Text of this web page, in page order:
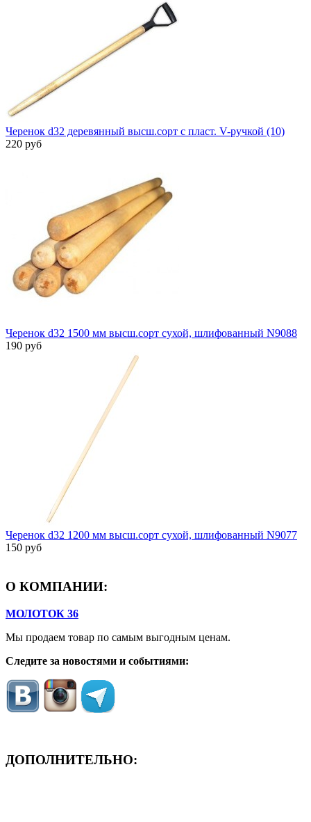
Черенок d32 деревянный высш.сорт с пласт. V-ручкой (10)
220 руб
Черенок d32 1500 мм высш.сорт сухой, шлифованный N9088
190 руб
Черенок d32 1200 мм высш.сорт сухой, шлифованный N9077
150 руб
О КОМПАНИИ:
МОЛОТОК 36
Мы продаем товар по самым выгодным ценам.
Следите за новостями и событиями:
ДОПОЛНИТЕЛЬНО: